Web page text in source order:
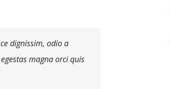
dignissim, odio a
magna orci quis